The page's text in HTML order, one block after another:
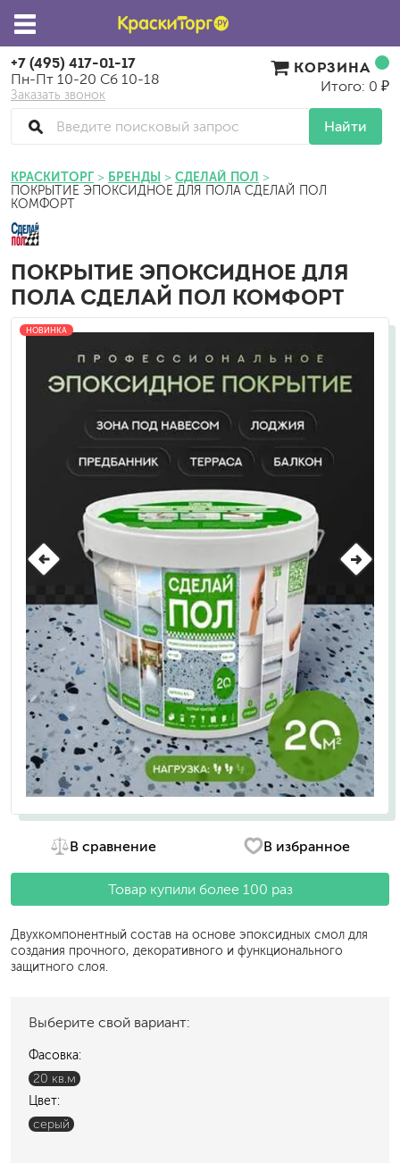
+7 (495) 417-01-17
Пн-Пт 10-20 Сб 10-18
Заказать звонок
Найти
КОРЗИНА
Итого: 0 ₽
КРАСКИТОРГ БРЕНДЫ СДЕЛАЙ ПОЛ
ПОКРЫТИЕ ЭПОКСИДНОЕ ДЛЯ ПОЛА СДЕЛАЙ ПОЛ
КОМФОРТ
ПОКРЫТИЕ ЭПОКСИДНОЕ ДЛЯ
ПОЛА СДЕЛАЙ ПОЛ КОМФОРТ
НОВИНКА
В сравнение В избранное
Товар купили более 100 раз
Двухкомпонентный состав на основе эпоксидных смол для
создания прочного, декоративного и функционального
защитного слоя.
Выберите свой вариант:
Фасовка:
20 кв.м
Цвет:
серый